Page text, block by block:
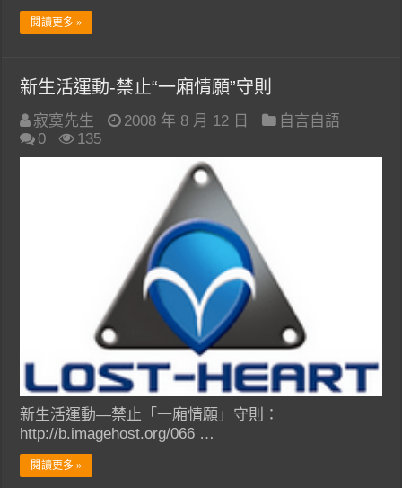
閱讀更多 »
新生活運動-禁止“一廂情願”守則
寂寞先生 2008 年 8 月 12 日
自言自語
0
135
新生活運動—禁止「一廂情願」守則：
http://b.imagehost.org/066 …
閱讀更多 »